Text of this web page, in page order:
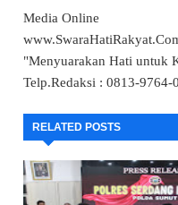
Media Online
"Menyuarakan Hati untuk
Telp.Redaksi : 0813-9764-
RELATED POSTS